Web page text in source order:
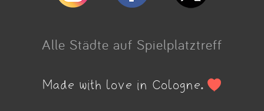
Alle Städte auf Spielplatztreff
Made with love in Cologne.